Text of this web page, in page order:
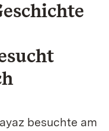
besuchte am